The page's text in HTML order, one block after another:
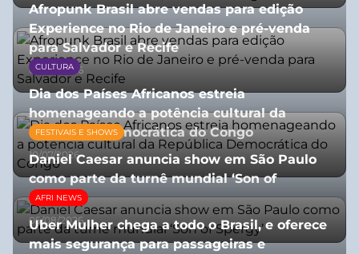
Afropunk Brasil abre vendas para edição
Experience no Rio de Janeiro e pré-venda
para Salvador e Recife
03/08/2026
CULTURA
Dia dos Países Africanos estreia
homenageando a potência cultural da
República Democrática do Congo
10/07/2026
FESTIVAIS E SHOWS
Daniel Caesar anuncia show em São Paulo
como parte da turnê mundial ‘Son of
Spergy’
05/08/2026
AFRI NEWS
Uber Mulher chega a todo o Brasil, e oferece
mais segurança para passageiras e